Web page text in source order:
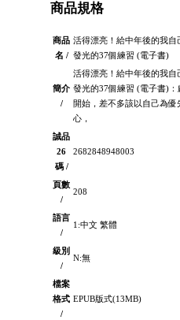
商品規格
商品
名 /
活得漂亮！給中年後的我
發光的37個練習 (電子書)
簡介
/
活得漂亮！給中年後的我
發光的37個練習 (電子書)
開始，差不多該以自己為
心，
誠品
26
碼 /
2682848948003
頁數
/
208
語言
/
1:中文 繁體
級別
/
N:無
檔案
格式
/
EPUB版式(13MB)